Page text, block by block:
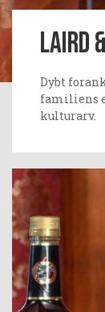
Laird
Dybt
familiens
kulturarv.